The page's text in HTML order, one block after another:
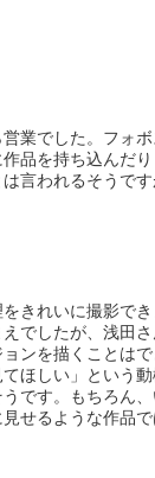
業でした。フォ
品を持ち込んだ
言われるそうで
きれいに撮影で
でしたが、浅田
ンを描くことは
ほしい」という
です。もちろん
せるような作品で